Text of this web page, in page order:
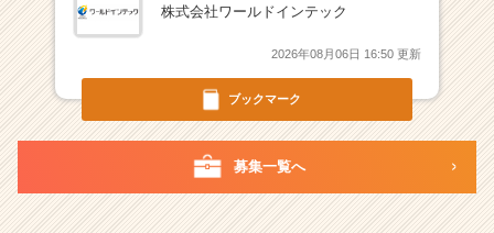
h
r
a
e
ブックマーク
株式会社ワールドインテック
2026年08月06日 16:50 更新
募集一覧へ